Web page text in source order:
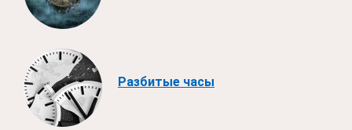
Разбитые часы